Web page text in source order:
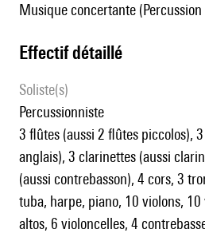
Musique concertante
effectif détaillé
Soliste(s)
percussionniste
3 flûtes (aussi 2 flûtes piccolos),
anglais), 3 clarinettes (aussi
(aussi contrebasson), 4 cors, 3
tuba, harpe, piano, 10 violons,
altos, 6 violoncelles, 4